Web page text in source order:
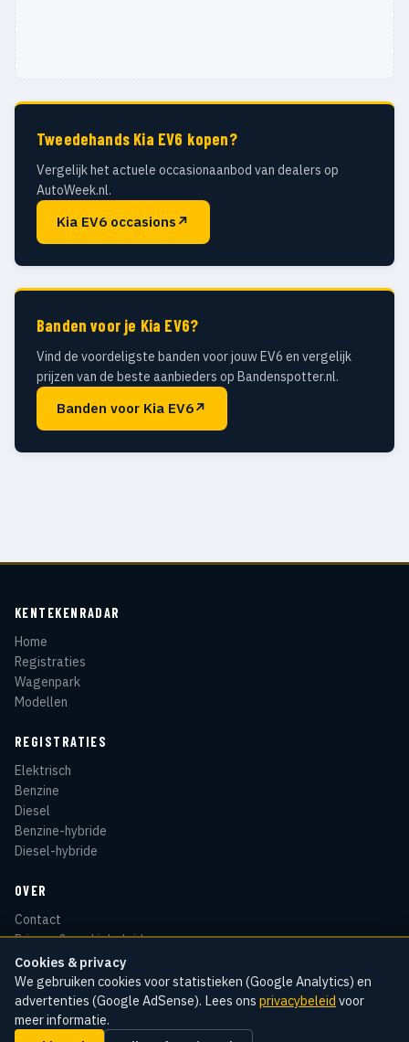
Cookies & privacy
We gebruiken cookies voor statistieken (Google Analytics) en
advertenties (Google AdSense). Lees ons privacybeleid voor
meer informatie.
Tweedehands Kia EV6 kopen?
Vergelijk het actuele occasionaanbod van dealers op
AutoWeek.nl.
Kia EV6 occasions ↗
Banden voor je Kia EV6?
Vind de voordeligste banden voor jouw EV6 en vergelijk
prijzen van de beste aanbieders op Bandenspotter.nl.
Banden voor Kia EV6↗
KENTEKENRADAR
Home
Registraties
Wagenpark
Modellen
REGISTRATIES
Elektrisch
Benzine
Diesel
Benzine-hybride
Diesel-hybride
OVER
Contact
Privacy & cookiebeleid
Disclaimer
Sitemap